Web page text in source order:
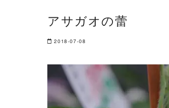
アサガオの蕾
2018-07-08